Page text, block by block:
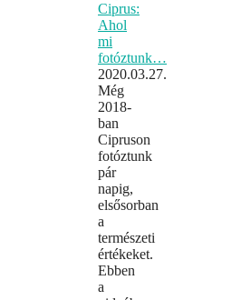
Ciprus:
Ahol
mi
fotóztunk…
2020.03.27.
Még
2018-
ban
Cipruson
fotóztunk
pár
napig,
elsősorban
a
természeti
értékeket.
Ebben
a